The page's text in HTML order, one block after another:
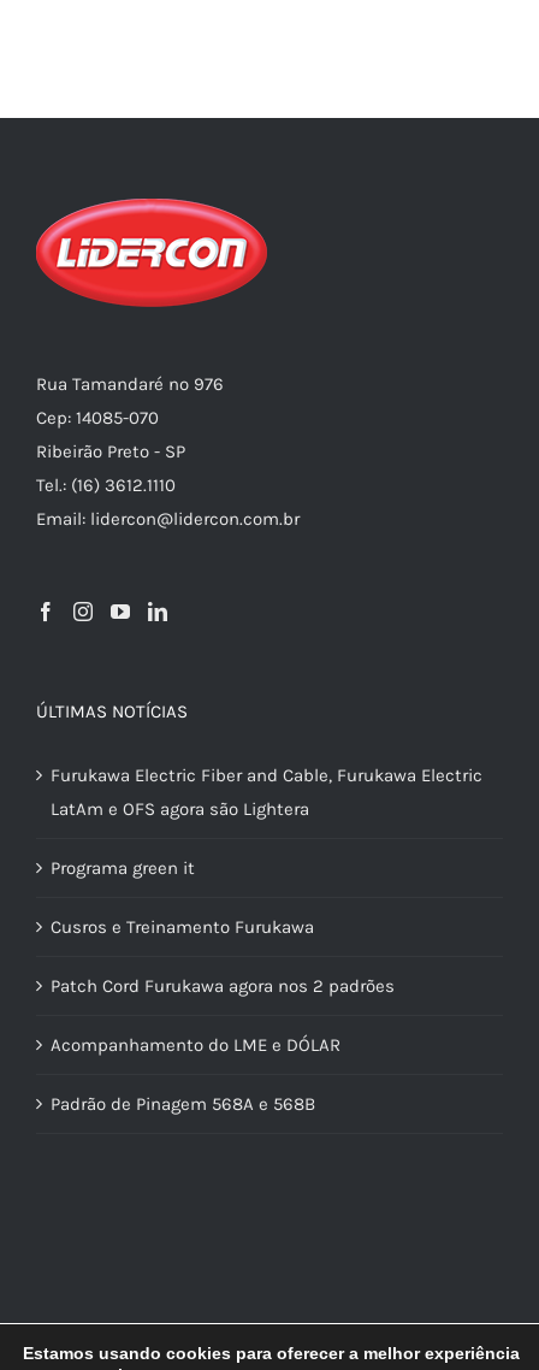
Rua Tamandaré nº 976
Cep: 14085-070
Ribeirão Preto - SP
Tel.: (16) 3612.1110
Email: lidercon@lidercon.com.br
ÚLTIMAS NOTÍCIAS
Furukawa Electric Fiber and Cable, Furukawa Electric
LatAm e OFS agora são Lightera
Programa green it
Cusros e Treinamento Furukawa
Patch Cord Furukawa agora nos 2 padrões
Acompanhamento do LME e DÓLAR
Padrão de Pinagem 568A e 568B
Estamos usando cookies para oferecer a melhor experiência